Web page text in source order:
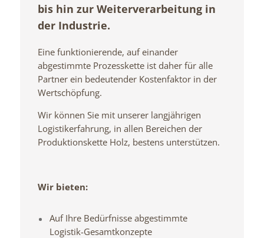
bis hin zur Weiterverarbeitung in
der Industrie.
Eine funktionierende, auf einander
abgestimmte Prozesskette ist daher für alle
Partner ein bedeutender Kostenfaktor in der
Wertschöpfung.
Wir können Sie mit unserer langjährigen
Logistikerfahrung, in allen Bereichen der
Produktionskette Holz, bestens unterstützen.
Wir bieten:
Auf Ihre Bedürfnisse abgestimmte
Logistik-Gesamtkonzepte